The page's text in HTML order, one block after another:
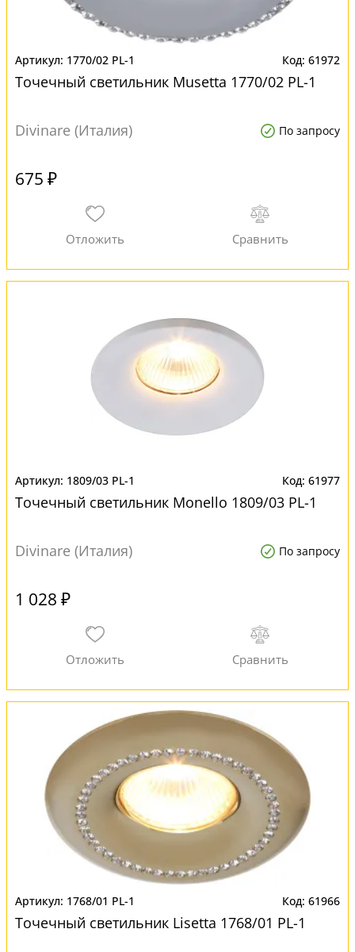
1770/02 PL-1 61972
Точечный светильник Musetta 1770/02 PL-1
Divinare (Италия) По запросу
675 ₽
1809/03 PL-1 61977
Точечный светильник Monello 1809/03 PL-1
Divinare (Италия) По запросу
1 028 ₽
1768/01 PL-1 61966
Точечный светильник Lisetta 1768/01 PL-1